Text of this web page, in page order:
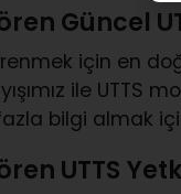
Güncel
için en
ile UTTS
bilgi almak
UTTS